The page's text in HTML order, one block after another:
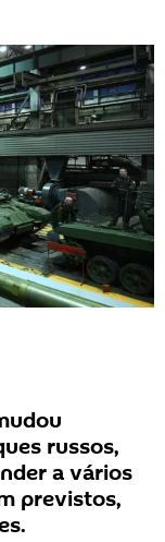
russos,
a vários
previstos,